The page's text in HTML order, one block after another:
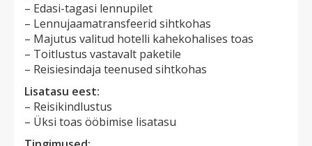
– Edasi-tagasi lennupilet
– Lennujaamatransfeerid sihtkohas
– Majutus valitud hotelli kahekohalises toas
– Toitlustus vastavalt paketile ​
– Reisiesindaja teenused sihtkohas
Lisatasu eest:
– Reisikindlustus
– Üksi toas ööbimise lisatasu